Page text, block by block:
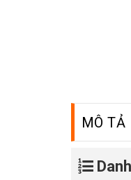
MÔ TẢ